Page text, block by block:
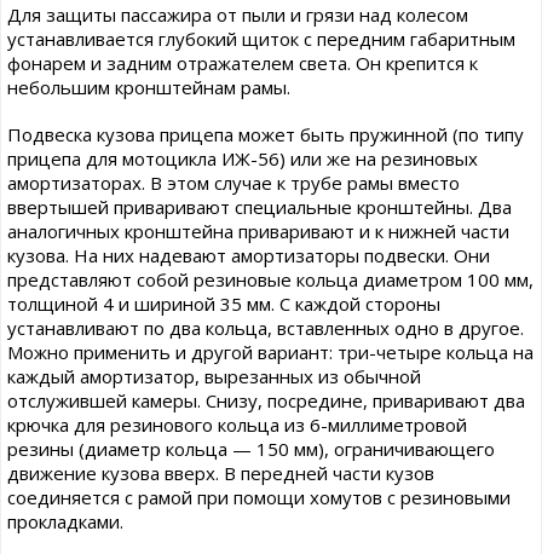
Для защиты пассажира от пыли и грязи над колесом
устанавливается глубокий щиток с передним габаритным
фонарем и задним отражателем света. Он крепится к
небольшим кронштейнам рамы.
Подвеска кузова прицепа может быть пружинной (по типу
прицепа для мотоцикла ИЖ-56) или же на резиновых
амортизаторах. В этом случае к трубе рамы вместо
ввертышей приваривают специальные кронштейны. Два
аналогичных кронштейна приваривают и к нижней части
кузова. На них надевают амортизаторы подвески. Они
представляют собой резиновые кольца диаметром 100 мм,
толщиной 4 и шириной 35 мм. С каждой стороны
устанавливают по два кольца, вставленных одно в другое.
Можно применить и другой вариант: три-четыре кольца на
каждый амортизатор, вырезанных из обычной
отслужившей камеры. Снизу, посредине, приваривают два
крючка для резинового кольца из 6-миллиметровой
резины (диаметр кольца — 150 мм), ограничивающего
движение кузова вверх. В передней части кузов
соединяется с рамой при помощи хомутов с резиновыми
прокладками.